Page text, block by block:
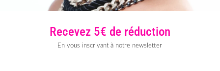
Recevez 5€ de réduction
En vous inscrivant à notre newsletter